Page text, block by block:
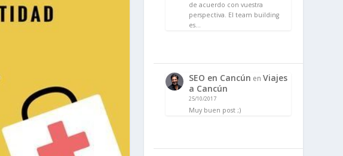
de acuerdo con vuestra
perspectiva. El team building
es…
SEO en Cancún en Viajes
a Cancún
25/10/2017
Muy buen post ;)